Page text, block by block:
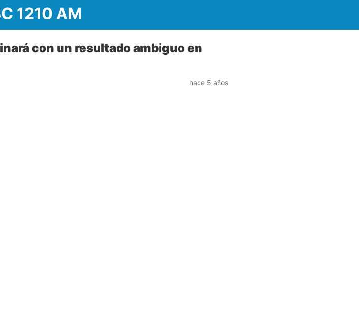
1210 AM
con un resultado ambiguo en
hace 5 años